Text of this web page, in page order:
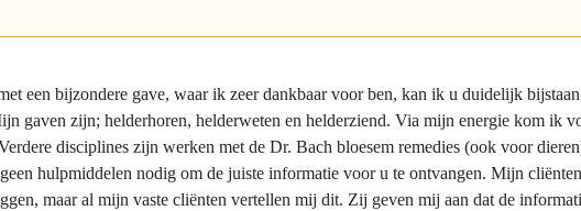
een bijzondere gave, waar ik zeer dankbaar voor ben, kan ik u duidelijk
gaven zijn; helderhoren, helderweten en helderziend. Via mijn energie kom ik
disciplines zijn werken met de Dr. Bach bloesem remedies (ook voor
hulpmiddelen nodig om de juiste informatie voor u te ontvangen. Mijn
maar al mijn vaste cliënten vertellen mij dit. Zij geven mij aan dat de